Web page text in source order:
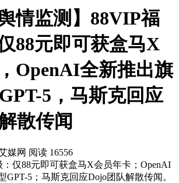
情监测】88VIP福
88元即可获盒马X
OpenAI全新推出旗
5​，马斯克回应
散传闻​
媒网 阅读 16556
：仅88元即可获盒马X会员年卡​；OpenAI
GPT-5​；马斯克回应Dojo团队解散传闻​。